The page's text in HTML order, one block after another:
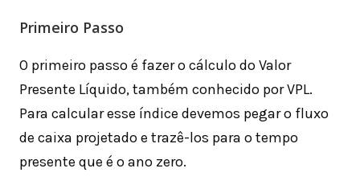
Primeiro Passo
O primeiro passo é fazer o cálculo do Valor
Presente Líquido, também conhecido por VPL.
Para calcular esse índice devemos pegar o fluxo
de caixa projetado e trazê-los para o tempo
presente que é o ano zero.